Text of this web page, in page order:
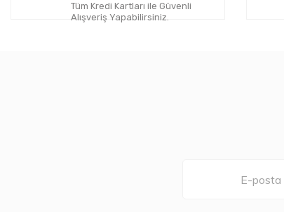
Bu ürüne benzer farklı alternatifler olmalı.
Tüm Kredi Kartları ile Güvenli
Alışveriş Yapabilirsiniz.